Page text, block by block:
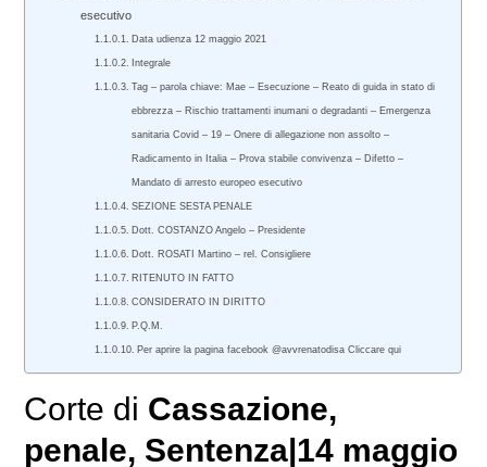
esecutivo
Data udienza 12 maggio 2021
Integrale
Tag – parola chiave: Mae – Esecuzione – Reato di guida in stato di
ebbrezza – Rischio trattamenti inumani o degradanti – Emergenza
sanitaria Covid – 19 – Onere di allegazione non assolto –
Radicamento in Italia – Prova stabile convivenza – Difetto –
Mandato di arresto europeo esecutivo
SEZIONE SESTA PENALE
Dott. COSTANZO Angelo – Presidente
Dott. ROSATI Martino – rel. Consigliere
RITENUTO IN FATTO
CONSIDERATO IN DIRITTO
P.Q.M.
Per aprire la pagina facebook @avvrenatodisa Cliccare qui
Corte di Cassazione,
penale, Sentenza|14 maggio